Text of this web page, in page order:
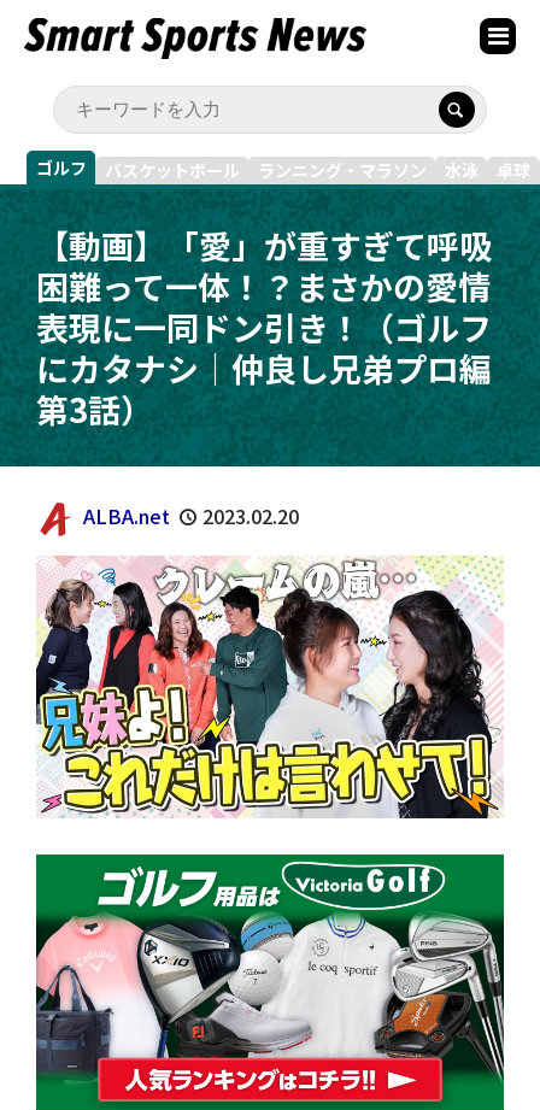
ゴルフ バスケットボール ランニング・マラソン 水泳 卓球
【動画】「愛」が重すぎて呼吸
困難って一体！？まさかの愛情
表現に一同ドン引き！（ゴルフ
にカタナシ｜仲良し兄弟プロ編
第3話）
ALBA.net 2023.02.20